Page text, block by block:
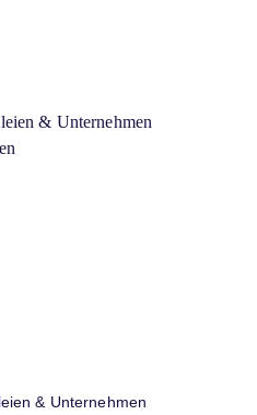
& Unternehmen
& Unternehmen